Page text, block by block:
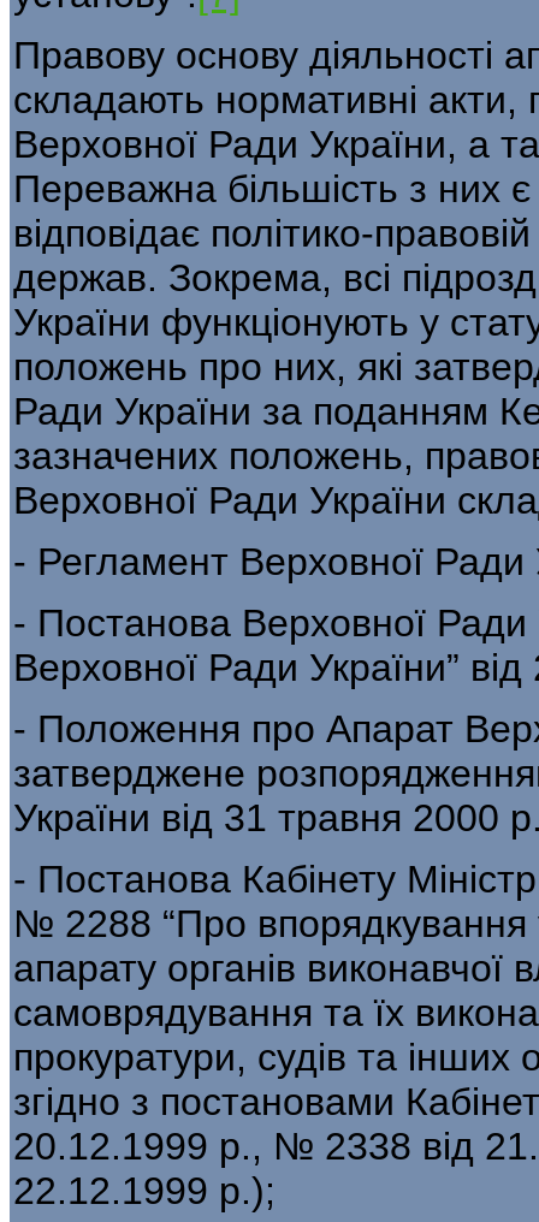
Правову основу діяльності
складають нормативні
Верховної Ради України, а
Переважна більшість з них
відповідає політико-
держав. Зокрема, всі
України функціонують у
положень про них, які
Ради України за поданням
зазначених положень,
Верховної Ради України
- Регламент Верховної Ради
- Постанова Верховної Ради
Верховної Ради України”
- Положення про Апарат
затверджене
України від 31 травня 2000
- Постанова Кабінету
№ 2288 “Про впорядкування
апарату органів виконавчої
самоврядування та їх
прокуратури, судів та інших
згідно з постановами
20.12.1999 р., № 2338 від
22.12.1999 р.);